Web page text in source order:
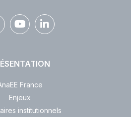
France
Enjeux
institutionnels